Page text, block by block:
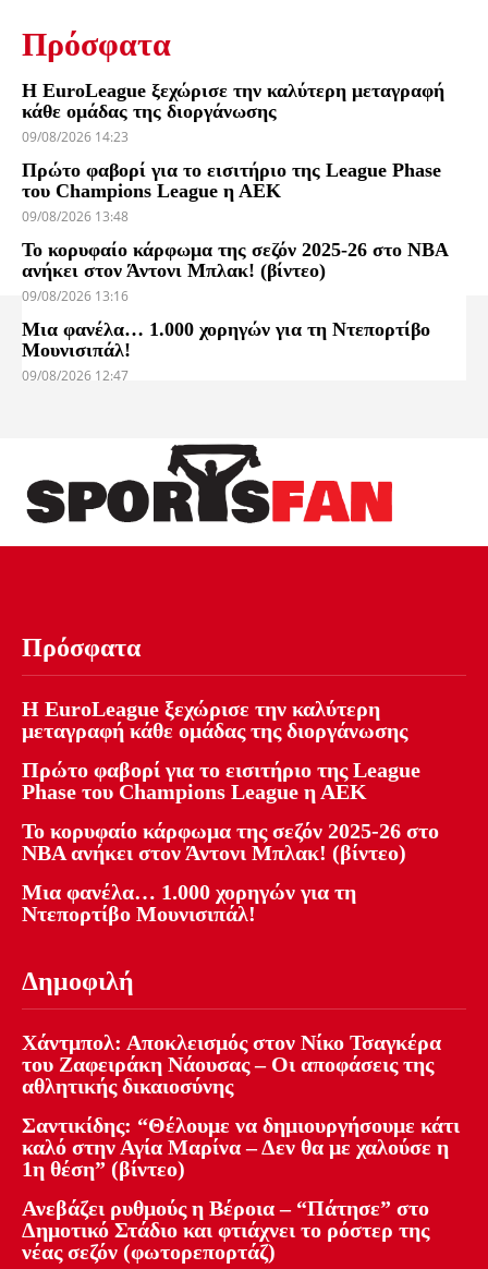
Πρόσφατα
Η EuroLeague ξεχώρισε την καλύτερη μεταγραφή
κάθε ομάδας της διοργάνωσης
09/08/2026 14:23
Πρώτο φαβορί για το εισιτήριο της League Phase
του Champions League η ΑΕΚ
09/08/2026 13:48
Το κορυφαίο κάρφωμα της σεζόν 2025-26 στο NBA
ανήκει στον Άντονι Μπλακ! (βίντεο)
09/08/2026 13:16
Μια φανέλα… 1.000 χορηγών για τη Ντεπορτίβο
Μουνισιπάλ!
09/08/2026 12:47
Πρόσφατα
Η EuroLeague ξεχώρισε την καλύτερη
μεταγραφή κάθε ομάδας της διοργάνωσης
Πρώτο φαβορί για το εισιτήριο της League
Phase του Champions League η ΑΕΚ
Το κορυφαίο κάρφωμα της σεζόν 2025-26 στο
NBA ανήκει στον Άντονι Μπλακ! (βίντεο)
Μια φανέλα… 1.000 χορηγών για τη
Ντεπορτίβο Μουνισιπάλ!
Δημοφιλή
Χάντμπολ: Αποκλεισμός στον Νίκο Τσαγκέρα
του Ζαφειράκη Νάουσας – Οι αποφάσεις της
αθλητικής δικαιοσύνης
Σαντικίδης: “Θέλουμε να δημιουργήσουμε κάτι
καλό στην Αγία Μαρίνα – Δεν θα με χαλούσε η
1η θέση” (βίντεο)
Ανεβάζει ρυθμούς η Βέροια – “Πάτησε” στο
Δημοτικό Στάδιο και φτιάχνει το ρόστερ της
νέας σεζόν (φωτορεπορτάζ)